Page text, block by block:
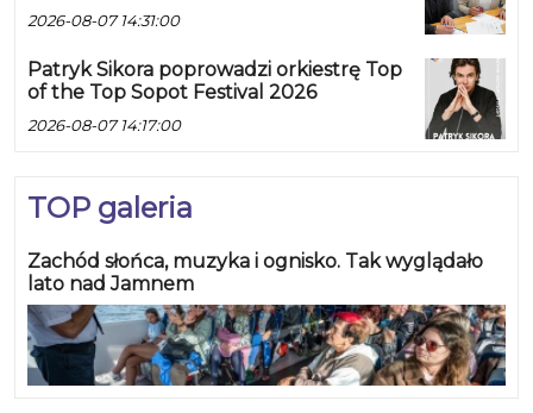
2026-08-07 14:31:00
Patryk Sikora poprowadzi orkiestrę Top
of the Top Sopot Festival 2026
2026-08-07 14:17:00
TOP galeria
Zachód słońca, muzyka i ognisko. Tak wyglądało
lato nad Jamnem